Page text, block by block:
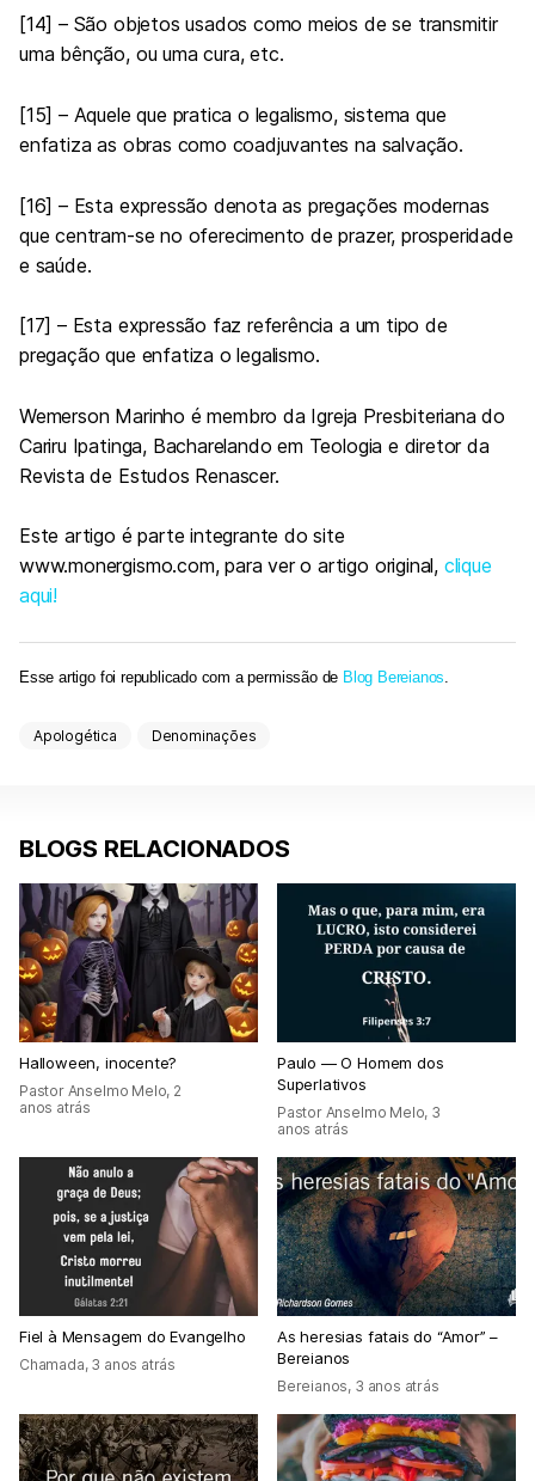
[14] – São objetos usados como meios de se transmitir
uma bênção, ou uma cura, etc.
[15] – Aquele que pratica o legalismo, sistema que
enfatiza as obras como coadjuvantes na salvação.
[16] – Esta expressão denota as pregações modernas
que centram-se no oferecimento de prazer, prosperidade
e saúde.
[17] – Esta expressão faz referência a um tipo de
pregação que enfatiza o legalismo.
Wemerson Marinho é membro da Igreja Presbiteriana do
Cariru Ipatinga, Bacharelando em Teologia e diretor da
Revista de Estudos Renascer.
Este artigo é parte integrante do site
www.monergismo.com, para ver o artigo original, clique
aqui!
Esse artigo foi republicado com a permissão de Blog Bereianos.
Apologética Denominações
BLOGS RELACIONADOS
Halloween, inocente?
Pastor Anselmo Melo, 2
anos atrás
Paulo — O Homem dos
Superlativos
Pastor Anselmo Melo, 3
anos atrás
Fiel à Mensagem do Evangelho
Chamada, 3 anos atrás
As heresias fatais do “Amor” –
Bereianos
Bereianos, 3 anos atrás